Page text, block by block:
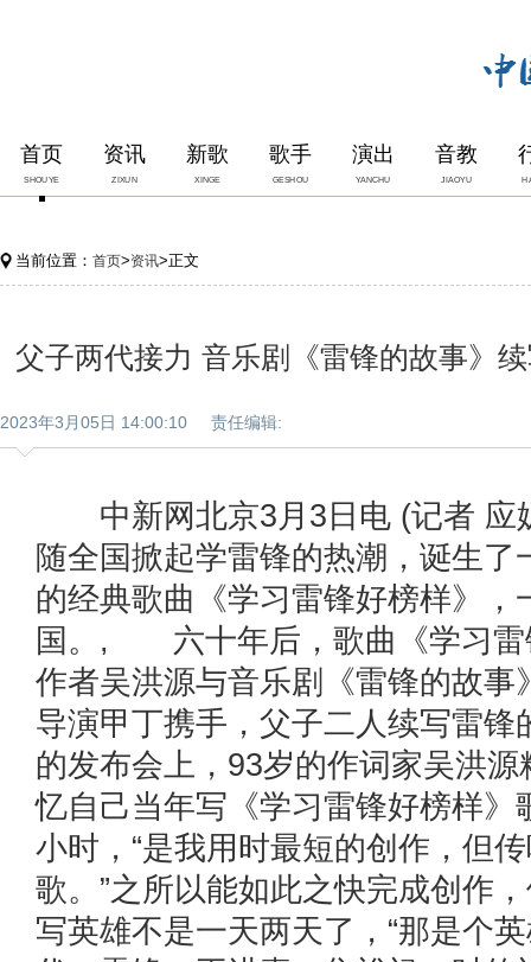
首页
SHOUYE
资讯
ZIXUN
新歌
XINGE
歌手
GESHOU
演出
YANCHU
音教
JIAOYU
当前位置： 首页>资讯>正文
父子两代接力 音乐剧《雷锋的故事》
2023年3月05日 14:00:10 责任编辑:
中新网北京3月3日电 (记者 应
随全国掀起学雷锋的热潮，诞生了
的经典歌曲《学习雷锋好榜样》，
国。, 六十年后，歌曲《学习雷
作者吴洪源与音乐剧《雷锋的故事
导演甲丁携手，父子二人续写
的发布会上，93岁的作词家吴洪
忆自己当年写《学习雷锋好榜样》
小时，“是我用时最短的创作，但
歌。”之所以能如此之快完成创作
写英雄不是一天两天了，“那是个